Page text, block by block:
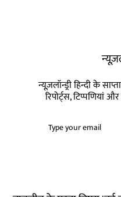
न्यूज़लॉन्ड्री हिन्दी के
रिपोर्ट्स, टिप्पणियां